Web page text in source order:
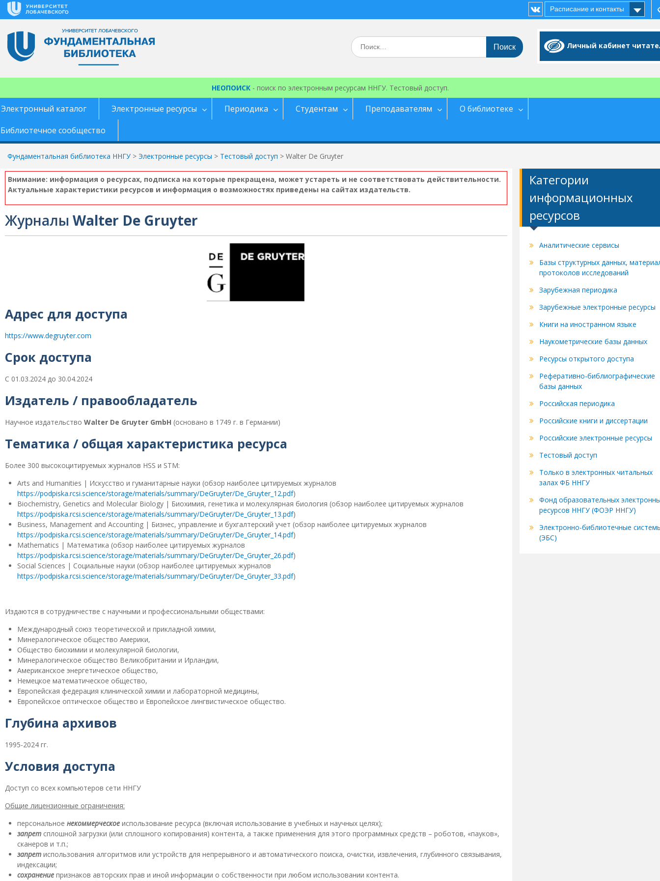
Перейти
Расписание и контакты
Vk
Личный кабинет
Искать:
НЕОПОИСК- поиск по электронным ресурсам ННГУ. Тестовый доступ.
Электронный каталог Электронные ресурсы Периодика Студентам Преподавателям
О библиотеке
Библиотечное сообщество
Фундаментальная библиотека ННГУ > Электронные ресурсы > Тестовый доступ > Walter De Gruyter
Внимание: информация о ресурсах, подписка на которые прекращена, может устареть и не соответствовать действительности.
Актуальные характеристики ресурсов и информация о возможностях приведены на сайтах издательств.
Журналы Walter De Gruyter
Адрес для доступа
https://www.degruyter.com
Срок доступа
С 01.03.2024 до 30.04.2024
Издатель / правообладатель
Научное издательство Walter De Gruyter GmbH (основано в 1749 г. в Германии)
Тематика / общая характеристика ресурса
Более 300 высокоцитируемых журналов HSS и STM:
Arts and Humanities | Искусство и гуманитарные науки (обзор наиболее цитируемых журналов
https://podpiska.rcsi.science/storage/materials/summary/DeGruyter/De_Gruyter_12.pdf)
Biochemistry, Genetics and Molecular Biology | Биохимия, генетика и молекулярная биология (обзор наиболее цитируемых журналов
https://podpiska.rcsi.science/storage/materials/summary/DeGruyter/De_Gruyter_13.pdf)
Business, Management and Accounting | Бизнес, управление и бухгалтерский учет (обзор наиболее цитируемых журналов
https://podpiska.rcsi.science/storage/materials/summary/DeGruyter/De_Gruyter_14.pdf)
Mathematics | Математика (обзор наиболее цитируемых журналов
https://podpiska.rcsi.science/storage/materials/summary/DeGruyter/De_Gruyter_26.pdf)
Social Sciences | Социальные науки (обзор наиболее цитируемых журналов
https://podpiska.rcsi.science/storage/materials/summary/DeGruyter/De_Gruyter_33.pdf)
Издаются в сотрудничестве с научными и профессиональными обществами:
Международный союз теоретической и прикладной химии,
Минералогическое общество Америки,
Общество биохимии и молекулярной биологии,
Минералогическое общество Великобритании и Ирландии,
Американское энергетическое общество,
Немецкое математическое общество,
Европейская федерация клинической химии и лабораторной медицины,
Европейское оптическое общество и Европейское лингвистическое общество.
Глубина архивов
1995-2024 гг.
Условия доступа
Доступ со всех компьютеров сети ННГУ
Общие лицензионные ограничения:
персональное некоммерческое использование ресурса (включая использование в учебных и научных целях);
запрет сплошной загрузки (или сплошного копирования) контента, а также применения для этого программных средств – роботов, «пауков»,
сканеров и т.п.;
запрет использования алгоритмов или устройств для непрерывного и автоматического поиска, очистки, извлечения, глубинного связывания,
индексации;
сохранение признаков авторских прав и иной информации о собственности при любом использовании контента.
Категории
информационных
ресурсов
Аналитические сервисы
Базы структурных данных,
протоколов исследований
Зарубежная периодика
Зарубежные электронные ресурсы
Книги на иностранном языке
Наукометрические базы данных
Ресурсы открытого доступа
Реферативно-библиографические
базы данных
Российская периодика
Российские книги и диссертации
Российские электронные ресурсы
Тестовый доступ
Только в электронных читальных
залах ФБ ННГУ
Фонд образовательных
ресурсов ННГУ (ФОЭР ННГУ)
Электронно-библиотечные
(ЭБС)